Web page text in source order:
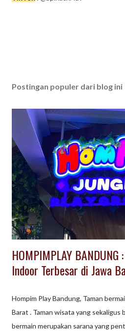
Postingan populer dari blog ini
HOMPIMPLAY BANDUNG
Indoor Terbesar di Jawa
Hompim Play Bandung, Taman
Barat . Taman wisata yang sekaligus
bermain merupakan sarana yang